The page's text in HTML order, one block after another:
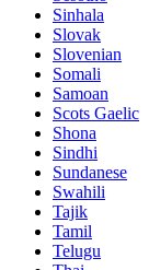
Sinhala
Slovak
Slovenian
Somali
Samoan
Scots Gaelic
Shona
Sindhi
Sundanese
Swahili
Tajik
Tamil
Telugu